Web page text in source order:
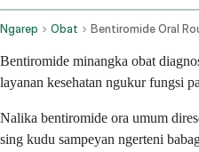
Ngarep Obat Bentiromide Oral
Bentiromide minangka obat
layanan kesehatan ngukur fungsi
Nalika bentiromide ora umum
sing kudu sampeyan ngerteni